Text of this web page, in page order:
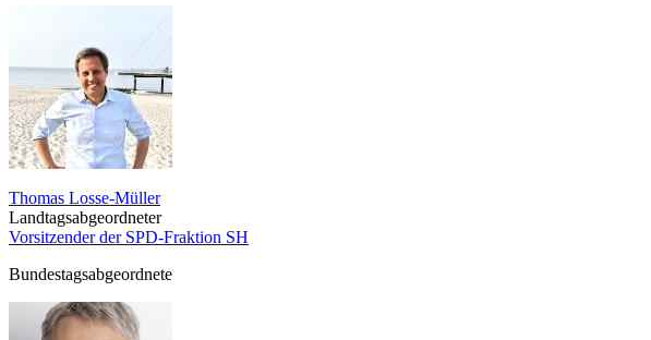
Thomas Losse-Müller
Landtagsabgeordneter
Vorsitzender der SPD-Fraktion SH
Bundestagsabgeordnete